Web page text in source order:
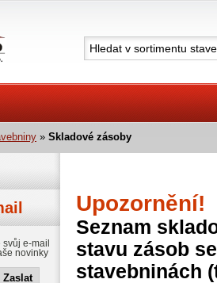
» Skladové zásoby
Upozornění!
Seznam
stavu zásob
stavebninách
svůj e-mail
novinky